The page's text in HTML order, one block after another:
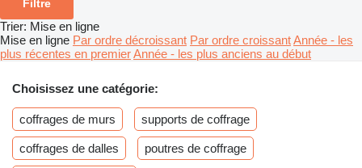
Filtre
Trier: Mise en ligne
Mise en ligne Par ordre décroissant Par ordre croissantAnnée - les
plus récentes en premierAnnée - les plus anciens au début
Choisissez une catégorie:
coffrages de murs supports de coffrage
coffrages de dalles poutres de coffrage